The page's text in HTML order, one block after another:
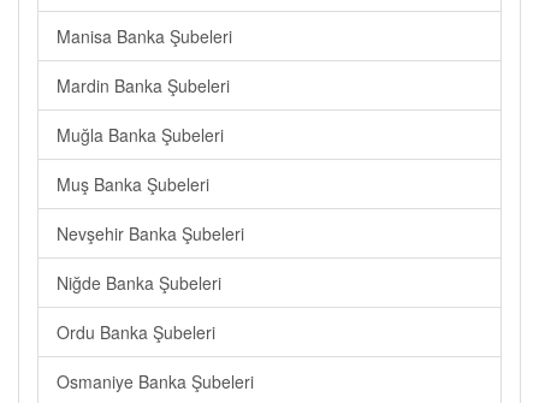
Manisa Banka Şubeleri
Mardin Banka Şubeleri
Muğla Banka Şubeleri
Muş Banka Şubeleri
Nevşehir Banka Şubeleri
Niğde Banka Şubeleri
Ordu Banka Şubeleri
Osmaniye Banka Şubeleri